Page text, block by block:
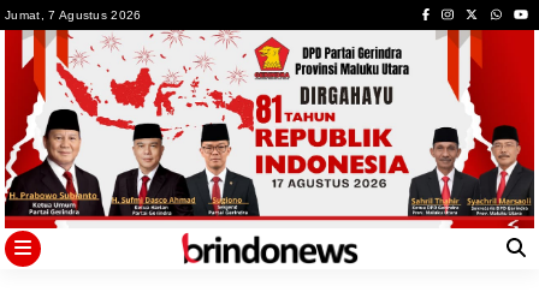
toJumat, 7 Agustus 2026